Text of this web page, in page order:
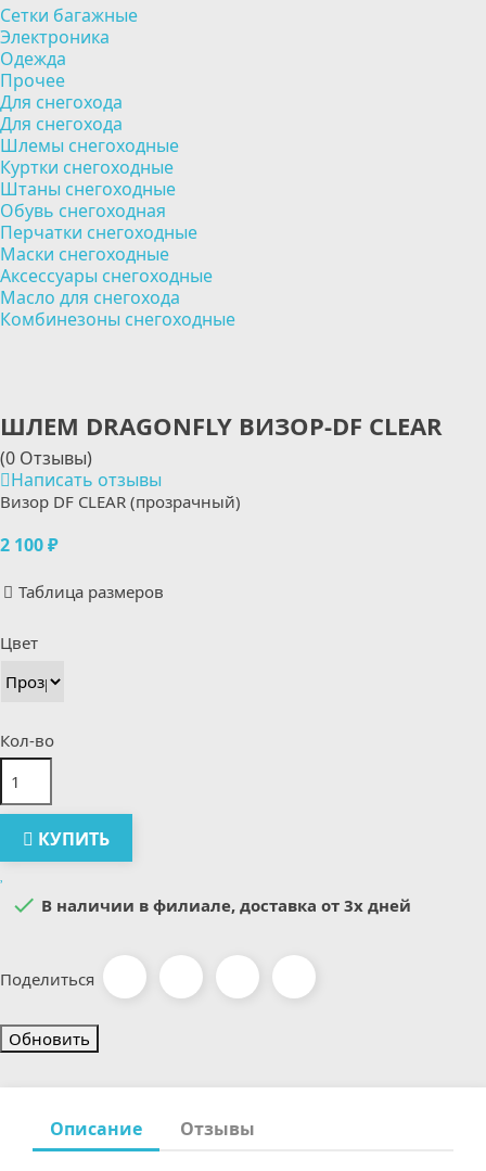
Сетки багажные
Электроника
Одежда
Прочее
Для снегохода
Для снегохода
Шлемы снегоходные
Куртки снегоходные
Штаны снегоходные
Обувь снегоходная
Перчатки снегоходные
Маски снегоходные
Аксессуары снегоходные
Масло для снегохода
Комбинезоны снегоходные
ШЛЕМ DRAGONFLY ВИЗОР-DF CLEAR
(0 Отзывы)
Написать отзывы
Визор DF CLEAR (прозрачный)
2 100 ₽
Таблица размеров
Цвет
Кол-во
КУПИТЬ
 В наличии в филиале, доставка от 3х дней
Поделиться
Описание Отзывы